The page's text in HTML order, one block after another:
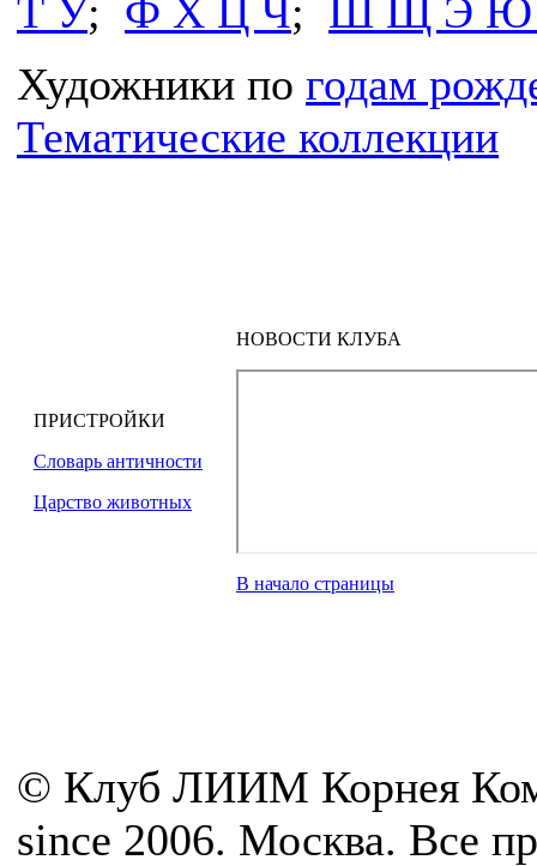
Т У; Ф Х Ц Ч; Ш Щ Э Ю
Художники по годам
Тематические коллекции
ПРИСТРОЙКИ
Словарь античности
Царство животных
НОВОСТИ КЛУБА
В начало страницы
© Клуб ЛИИМ Корнея
since 2006. Москва. Все